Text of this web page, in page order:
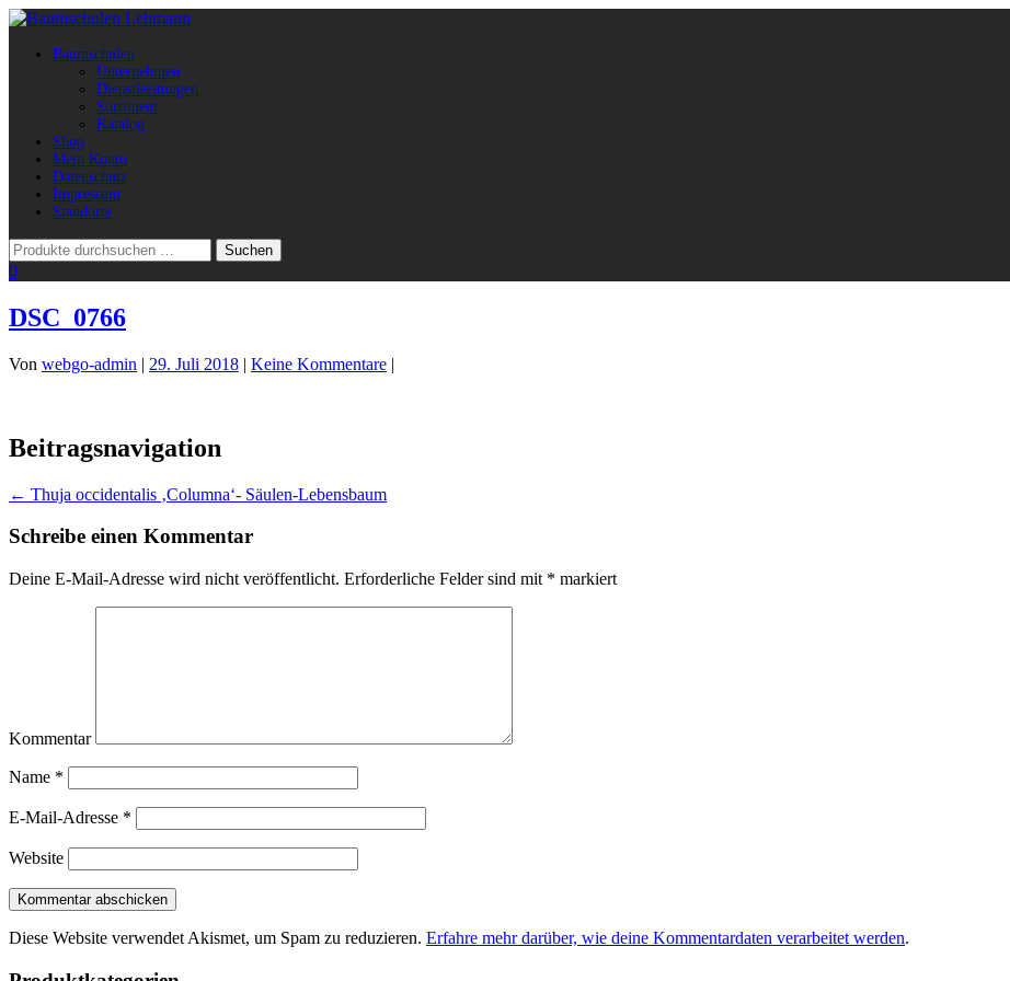
umschaltenBaumschulen
Unternehmen
Dienstleistungen
Sortiment
Katalog
Shop
Mein Konto
Datenschutz
Impressum
Standorte
0
DSC_0766
Von webgo-admin | 29. Juli 2018 | Keine Kommentare |
Beitragsnavigation
← Thuja occidentalis ‚Columna‘- Säulen-Lebensbaum
Schreibe einen Kommentar
Deine E-Mail-Adresse wird nicht veröffentlicht. Erforderliche Felder sind mit * markiert
Kommentar
Name *
E-Mail-Adresse *
Website
Diese Website verwendet Akismet, um Spam zu reduzieren. Erfahre mehr darüber, wie deine Kommentardaten verarbeitet werden.